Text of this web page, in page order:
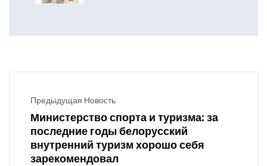
Предыдущая Новость
Министерство спорта и туризма: за
последние годы белорусский
внутренний туризм хорошо себя
зарекомендовал